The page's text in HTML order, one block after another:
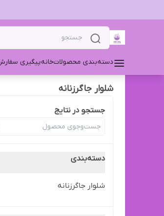
دسته‌بندی محصولاتخانهپیگیری
شلوار جاگرزنانه
جستجو در نتایج
دسته‌بندی
شلوار جاگرزنانه